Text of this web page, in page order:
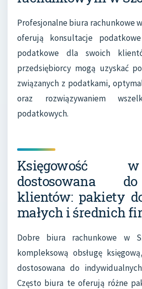
Profesjonalne biura rachunkowe
oferują konsultacje
podatkowe dla swoich
przedsiębiorcy mogą uzyskać
związanych z podatkami,
oraz rozwiązywaniem
podatkowych.
Księgowość
dostosowana
klientów: pakiety
małych i średnich
Dobre biura rachunkowe w
kompleksową obsługę
dostosowana do
Często biura te oferują różne